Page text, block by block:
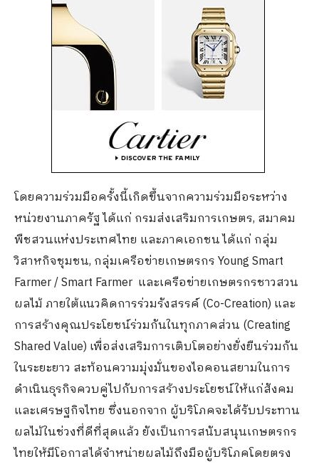
โดยความร่วมมือครั้งนี้เกิดขึ้นจากความร่วมมือระหว่าง
หน่วยงานภาครัฐ ได้แก่ กรมส่งเสริมการเกษตร, สมาคม
พืชสวนแห่งประเทศไทย และภาคเอกชน ได้แก่ กลุ่ม
วิสาหกิจชุมชน, กลุ่มเครือข่ายเกษตรกร Young Smart
Farmer / Smart Farmer และเครือข่ายเกษตรกรชาวสวน
ผลไม้ ภายใต้แนวคิดการร่วมรังสรรค์ (Co-Creation) และ
การสร้างคุณประโยชน์ร่วมกันในทุกภาคส่วน (Creating
Shared Value) เพื่อส่งเสริมการเติบโตอย่างยั่งยืนร่วมกัน
ในระยะยาว สะท้อนความมุ่งมั่นของไอคอนสยามในการ
ดำเนินธุรกิจควบคู่ไปกับการสร้างประโยชน์ให้แก่สังคม
และเศรษฐกิจไทย ซึ่งนอกจาก ผู้บริโภคจะได้รับประทาน
ผลไม้ในช่วงที่ดีที่สุดแล้ว ยังเป็นการสนับสนุนเกษตรกร
ไทยให้มีโอกาสได้จำหน่ายผลไม้ถึงมือผู้บริโภคโดยตรง